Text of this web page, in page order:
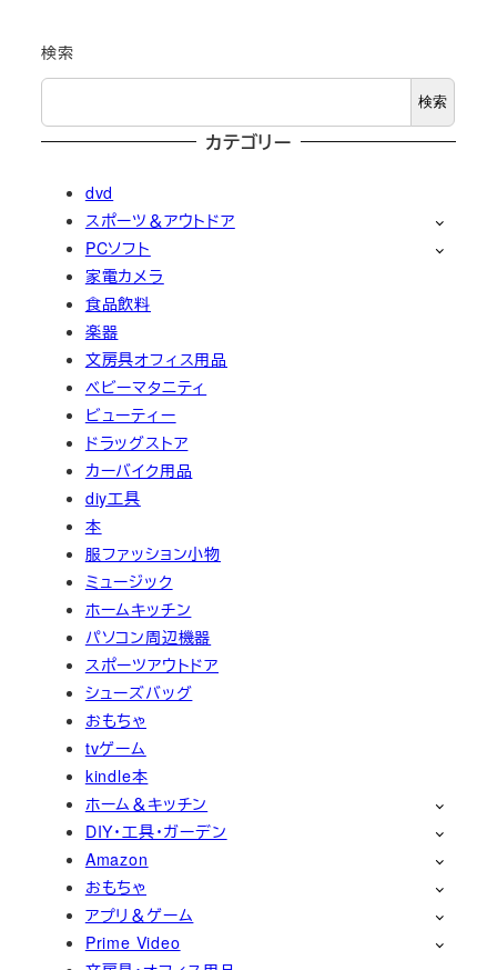
検索
検索
カテゴリー
dvd
スポーツ＆アウトドア
PCソフト
家電カメラ
食品飲料
楽器
文房具オフィス用品
ベビーマタニティ
ビューティー
ドラッグストア
カーバイク用品
diy工具
本
服ファッション小物
ミュージック
ホームキッチン
パソコン周辺機器
スポーツアウトドア
シューズバッグ
おもちゃ
tvゲーム
kindle本
ホーム＆キッチン
DIY・工具・ガーデン
Amazon
おもちゃ
アプリ＆ゲーム
Prime Video